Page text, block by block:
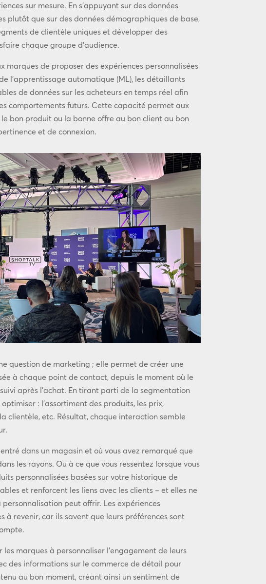
sur mesure. En s’appuyant sur des données
plutôt que sur des données démographiques de base,
de clientèle uniques et développer des
chaque groupe d’audience.
marques de proposer des expériences personnalisées
l’apprentissage automatique (ML), les détaillants
de données sur les acheteurs en temps réel afin
comportements futurs. Cette capacité permet aux
bon produit ou la bonne offre au bon client au bon
et de connexion.
question de marketing ; elle permet de créer une
à chaque point de contact, depuis le moment où le
après l’achat. En tirant parti de la segmentation
: l’assortiment des produits, les prix,
clientèle, etc. Résultat, chaque interaction semble
dans un magasin et où vous avez remarqué que
les rayons. Ou à ce que vous ressentez lorsque vous
personnalisées basées sur votre historique de
et renforcent les liens avec les clients – et elles ne
peut offrir. Les expériences
à revenir, car ils savent que leurs préférences sont
les marques à personnaliser l’engagement de leurs
des informations sur le commerce de détail pour
au bon moment, créant ainsi un sentiment de